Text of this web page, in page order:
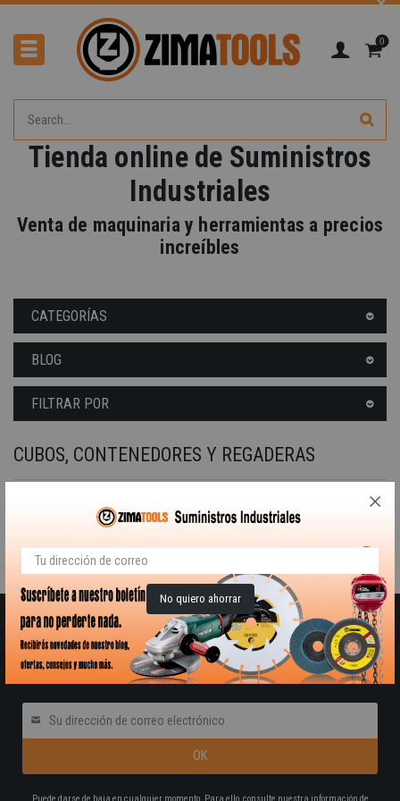
0
Tienda online de Suministros
Industriales
Venta de maquinaria y herramientas a precios
increíbles
CATEGORÍAS
BLOG
FILTRAR POR
CUBOS, CONTENEDORES Y REGADERAS
Lamentamos las molestias.
Realice una nueva búsqueda sobre su interés
RECIBE NUESTRO BOLETÍN DE OFERTAS Y
NOVEDADES
Pon tú correo electrónico
No quiero ahorrar